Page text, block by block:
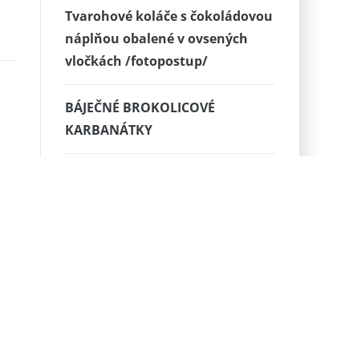
Tvarohové koláče s čokoládovou
náplňou obalené v ovsených
vločkách /fotopostup/
BÁJEČNÉ BROKOLICOVÉ
KARBANÁTKY